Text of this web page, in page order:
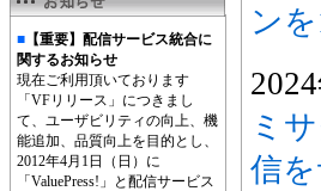
■ 【重要】配信サービス統合に
関するお知らせ
現在ご利用頂いております
「VFリリース」につきまし
て、ユーザビリティの向上、機
能追加、品質向上を目的とし、
2012年4月1日（日）に
「ValuePress!」と配信サービス
ン
ミ
信